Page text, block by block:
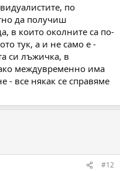
по
да получиш
в които околните са по-
тук, а и не само е -
си лъжичка, в
междувременно има
- все някак се справяме
#12